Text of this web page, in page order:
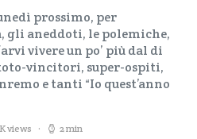
prossimo, per
gli aneddoti, le polemiche,
vivere un po’ più dal di
vincitori, super-ospiti,
e tanti “Io quest’anno
views 2 min